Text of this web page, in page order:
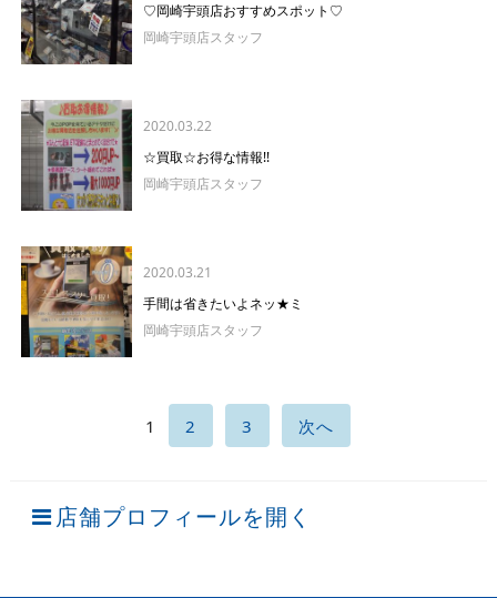
♡岡崎宇頭店おすすめスポット♡
岡崎宇頭店スタッフ
2020.03.22
☆買取☆お得な情報!!
岡崎宇頭店スタッフ
2020.03.21
手間は省きたいよネッ★ミ
岡崎宇頭店スタッフ
1 2 3 次へ
店舗プロフィールを開く